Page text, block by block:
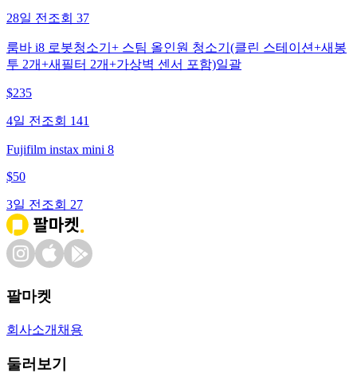
28일 전 조회 37
룸바 i8 로봇청소기+ 스팀 올인원 청소기(클린 스테이션+새봉
투 2개+새필터 2개+가상벽 센서 포함)일괄
$235
4일 전 조회 141
Fujifilm instax mini 8
$50
3일 전 조회 27
팔마켓
회사소개 채용
둘러보기